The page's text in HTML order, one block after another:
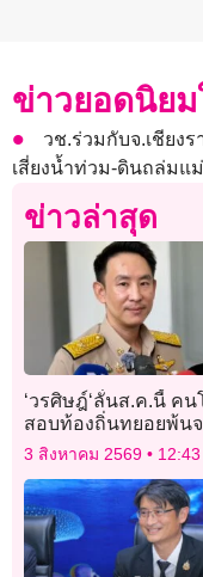
ข่าวยอดนิย
วช.ร่วมกับจ.เชียง
เสี่ยงน้ำท่วม-ดินถล่มแ
ข่าวล่าสุด
‘วรศิษฎ์‘ลั่นส.ค.นี้ คน
สอบท้องถิ่นทยอยพ้น
ราชการ -เรียกเงินเดือ
3 สิงหาคม 2569 12:43